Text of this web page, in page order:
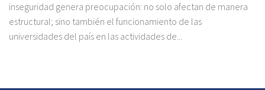
inseguridad genera preocupación: no solo afectan de manera
estructural; sino también el funcionamiento de las
universidades del país en las actividades de...